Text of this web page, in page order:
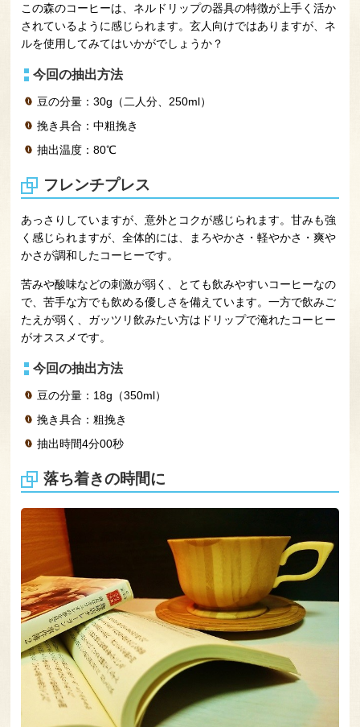
この森のコーヒーは、ネルドリップの器具の特徴が上手く活か
されているように感じられます。玄人向けではありますが、ネ
ルを使用してみてはいかがでしょうか？
今回の抽出方法
豆の分量：30g（二人分、250ml）
挽き具合：中粗挽き
抽出温度：80℃
フレンチプレス
あっさりしていますが、意外とコクが感じられます。甘みも強
く感じられますが、全体的には、まろやかさ・軽やかさ・爽や
かさが調和したコーヒーです。
苦みや酸味などの刺激が弱く、とても飲みやすいコーヒーなの
で、苦手な方でも飲める優しさを備えています。一方で飲みご
たえが弱く、ガッツリ飲みたい方はドリップで淹れたコーヒー
がオススメです。
今回の抽出方法
豆の分量：18g（350ml）
挽き具合：粗挽き
抽出時間4分00秒
落ち着きの時間に